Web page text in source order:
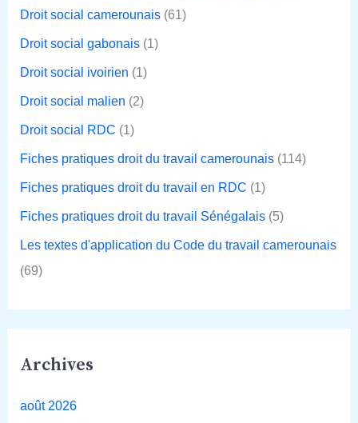
Droit social camerounais(61)
Droit social gabonais(1)
Droit social ivoirien (1)
Droit social malien (2)
Droit social RDC (1)
Fiches pratiques droit du travail camerounais(114)
Fiches pratiques droit du travail en RDC (1)
Fiches pratiques droit du travail Sénégalais(5)
Les textes d'application du Code du travail camerounais
(69)
Archives
août 2026